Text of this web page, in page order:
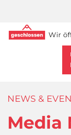
Wir
NEWS &
Media